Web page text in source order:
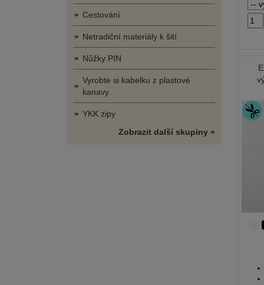
Cestování
Netradiční materiály k šití
Nůžky PIN
Vyrobte si kabelku z plastové
kanavy
YKK zipy
Zobrazit další skupiny »